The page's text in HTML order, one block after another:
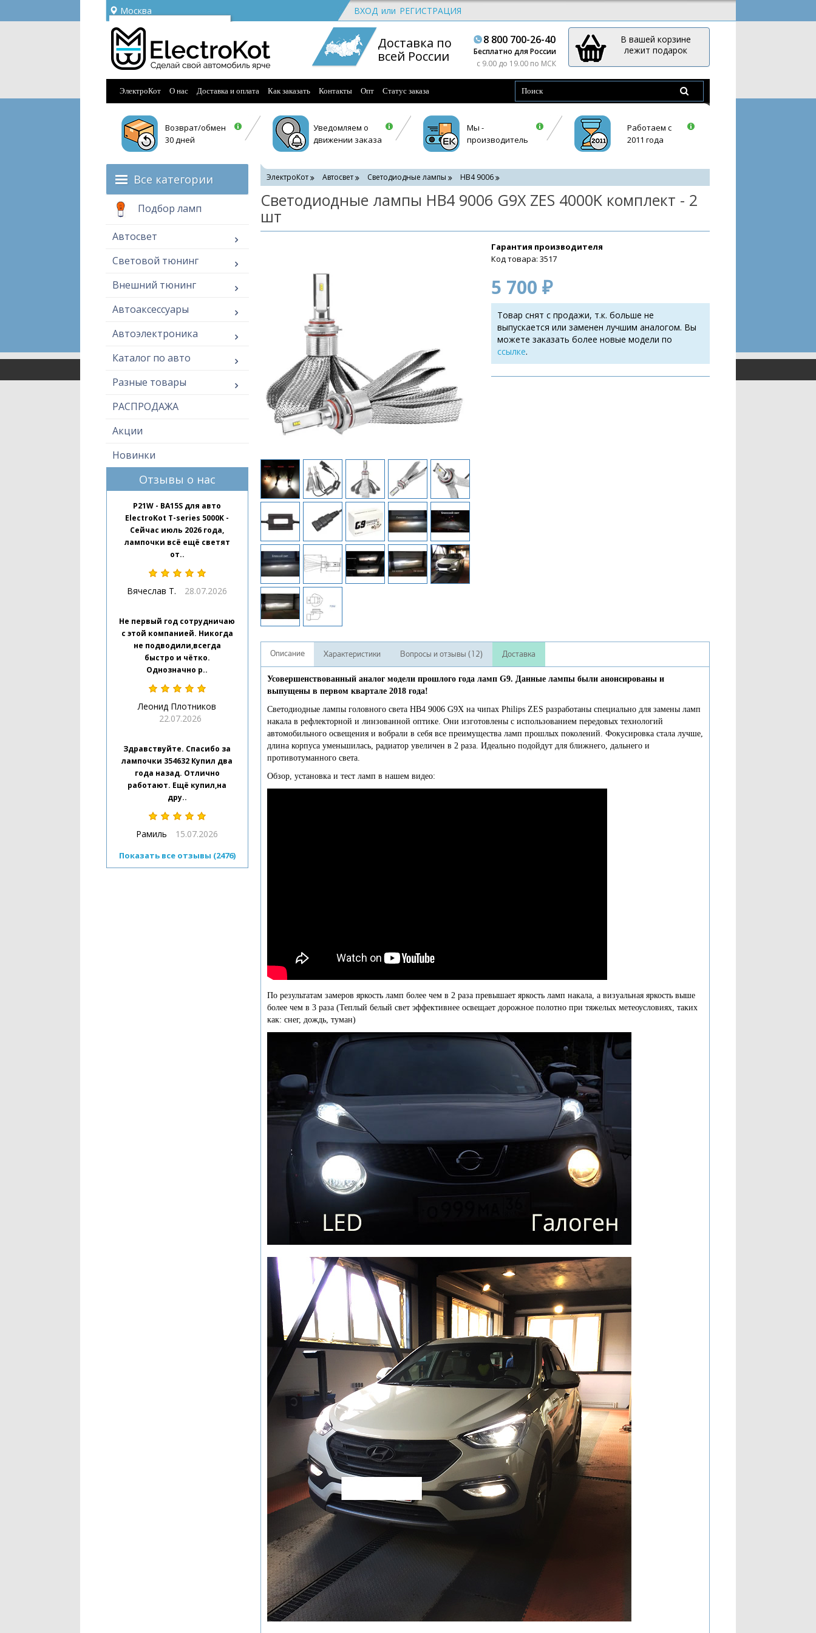
Москва
Ваш город —
Угадали?
ВХОД или РЕГИСТРАЦИЯ
Доставка по
всей России
8 800 700-26-40
Бесплатно для России
c 9.00 до 19.00 по МСК
В вашей корзине
лежит подарок
ЭлектроКот О нас Доставка и оплата Как заказать Контакты Опт Статус заказа
Возврат/обмен
30 дней
Уведомляем о
движении заказа
Мы -
производитель
Работаем с
2011 года
Все категории
Подбор ламп
Автосвет
Световой тюнинг
Внешний тюнинг
Автоаксессуары
Автоэлектроника
Каталог по авто
Разные товары
РАСПРОДАЖА
Акции
Новинки
Отзывы о нас
P21W - BA15S для авто
ElectroKot T-series 5000K -
Сейчас июль 2026 года,
лампочки всё ещё светят
от..
Вячеслав Т. 28.07.2026
Не первый год сотрудничаю
с этой компанией. Никогда
не подводили,всегда
быстро и чётко.
Однозначно р..
Леонид Плотников
22.07.2026
Здравствуйте. Спасибо за
лампочки 354632 Купил два
года назад. Отлично
работают. Ещё купил,на
дру..
Рамиль 15.07.2026
Показать все отзывы (2476)
ЭлектроКот Автосвет Светодиодные лампы HB4 9006
Светодиодные лампы HB4 9006 G9X ZES 4000K комплект - 2
шт
Гарантия производителя
Код товара: 3517
5 700 ₽
Товар снят с продажи, т.к. больше не
выпускается или заменен лучшим аналогом. Вы
можете заказать более новые модели по
ссылке.
Описание Характеристики Вопросы и отзывы (12) Доставка
Усовершенствованный аналог модели прошлого года ламп G9. Данные лампы были анонсированы и
выпущены в первом квартале 2018 года!
Светодиодные лампы головного света HB4 9006 G9X на чипах Philips ZES разработаны специально для замены ламп
накала в рефлекторной и линзованной оптике. Они изготовлены с использованием передовых технологий
автомобильного освещения и вобрали в себя все преимущества ламп прошлых поколений. Фокусировка стала лучше,
длина корпуса уменьшилась, радиатор увеличен в 2 раза. Идеально подойдут для ближнего, дальнего и
противотуманного света.
Обзор, установка и тест ламп в нашем видео:
По результатам замеров яркость ламп более чем в 2 раза превышает яркость ламп накала, а визуальная яркость выше
более чем в 3 раза (Теплый белый свет эффективнее освещает дорожное полотно при тяжелых метеоусловиях, таких
как: снег, дождь, туман)